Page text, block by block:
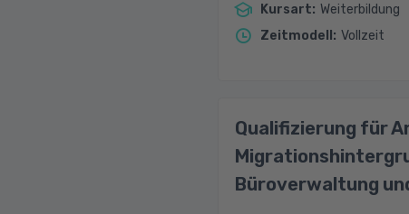
Kursart: Weiterbildung
Zeitmodell : Vollzeit
Qualifizierung für
Büroverwaltung